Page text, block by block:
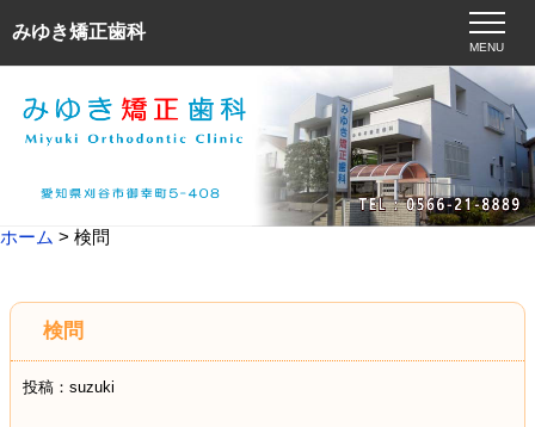
みゆき矯正歯科
MENU
ホーム > 検問
検問
投稿：suzuki